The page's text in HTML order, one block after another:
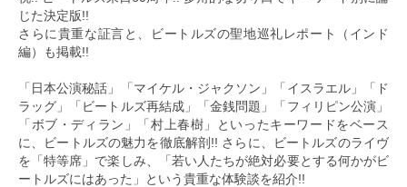
じた決定版!!
さらに貴重な証言と、ビートルズの聖地巡礼レポート（インド
編）も掲載!!
「日本公演秘話」「マイケル・ジャクソン」「イスラエル」「ド
ラッグ」「ビートルズ再結成」「金銭問題」「フィリピン公演」
「ボブ・ディラン」「村上春樹」といったキーワードをベース
に、ビートルズの魅力を徹底解剖!! さらに、ビートルズのライヴ
を「特等席」で楽しみ、「若い人たちが絶対必要とする何かがビ
ートルズにはあった」という貴重な体験談を紹介!!